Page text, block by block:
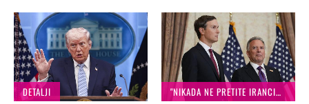
DETALJI
"NIKADA NE PRETITE IRANCIMA"